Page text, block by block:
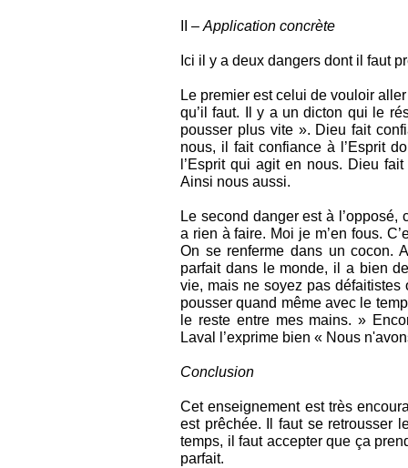
II – Application concrète
Ici il y a deux dangers dont il faut
Le premier est celui de vouloir
qu’il faut. Il y a un dicton qui le
pousser plus vite ». Dieu fait
nous, il fait confiance à l’Esprit
l’Esprit qui agit en nous. Dieu
Ainsi nous aussi.
Le second danger est à l’opposé,
a rien à faire. Moi je m’en fous.
On se renferme dans un cocon.
parfait dans le monde, il a bien
vie, mais ne soyez pas défaitistes
pousser quand même avec le
le reste entre mes mains. »
Laval l’exprime bien « Nous
Conclusion
Cet enseignement est très
est prêchée. Il faut se retrousser
temps, il faut accepter que ça
parfait.